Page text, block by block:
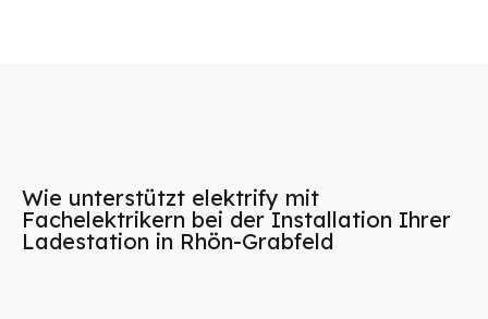
Wie unterstützt elektrify mit
Fachelektrikern bei der Installation Ihrer
Ladestation in Rhön-Grabfeld